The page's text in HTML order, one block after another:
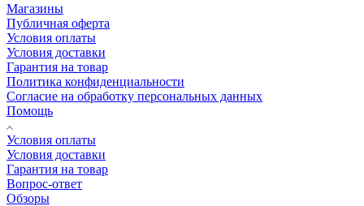
Магазины
Публичная оферта
Условия оплаты
Условия доставки
Гарантия на товар
Политика конфиденциальности
Согласие на обработку персональных данных
Помощь
Условия оплаты
Условия доставки
Гарантия на товар
Вопрос-ответ
Обзоры